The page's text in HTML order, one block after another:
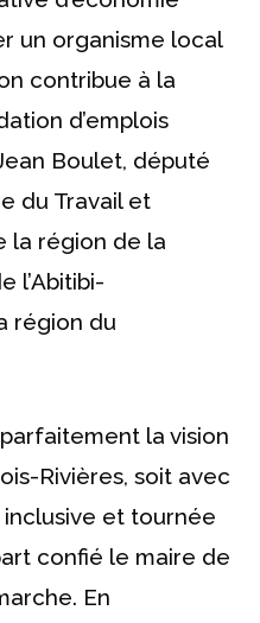
un organisme local
contribue à la
d’emplois
Boulet, député
du Travail et
la région de la
l’Abitibi-
région du
la vision
Rivières, soit avec
et tournée
confié le maire de
En